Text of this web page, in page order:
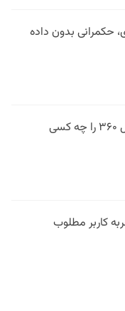
حکمرانی بدون داده
فیلتر در وقت اضافه؛ فوتبال ۳۶۰ را چه کسی
کاربر مطلوب